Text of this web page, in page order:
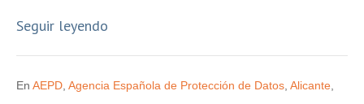
Seguir leyendo
En AEPD Agencia Española de Protección de Datos Alicante